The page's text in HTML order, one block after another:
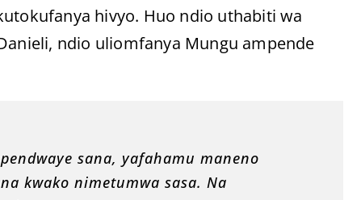
hivyo. Huo ndio uthabiti wa
ndio uliomfanya Mungu ampende
sana, yafahamu maneno
kwako nimetumwa sasa. Na